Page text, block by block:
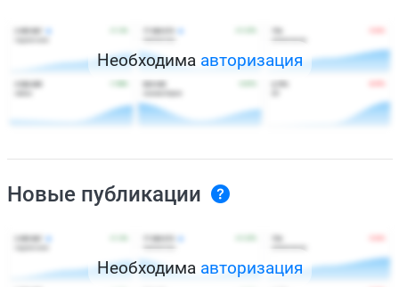
Необходима авторизация
Новые публикации
Необходима авторизация